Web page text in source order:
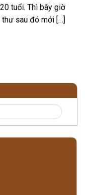
tuổi. Thì bây giờ
sau đó mới […]